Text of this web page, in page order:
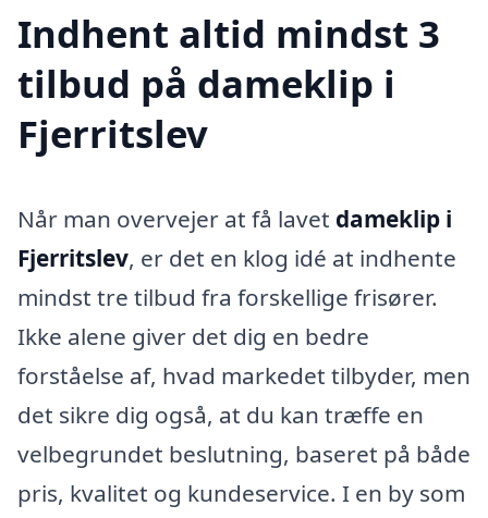
Indhent altid mindst 3
tilbud på dameklip i
Fjerritslev
Når man overvejer at få lavet dameklip i
Fjerritslev, er det en klog idé at indhente
mindst tre tilbud fra forskellige frisører.
Ikke alene giver det dig en bedre
forståelse af, hvad markedet tilbyder, men
det sikre dig også, at du kan træffe en
velbegrundet beslutning, baseret på både
pris, kvalitet og kundeservice. I en by som